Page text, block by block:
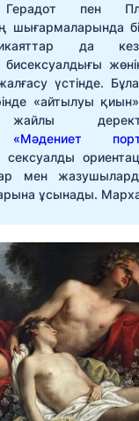
Герадот пен
шығармаларында
да
бисексуалдығы
үстінде.
«айтылуы
жайлы
«Мәдениет
сексуалды
мен
ұсынады.